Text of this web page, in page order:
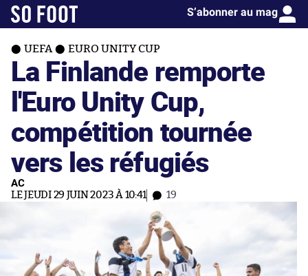
S’abonner au mag
UEFA EURO UNITY CUP
La Finlande remporte
l'Euro Unity Cup,
compétition tournée
vers les réfugiés
AC
LE JEUDI 29 JUIN 2023 À 10:41 19